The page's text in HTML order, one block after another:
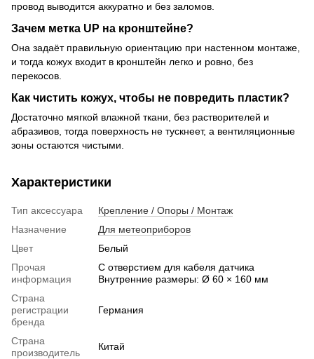
провод выводится аккуратно и без заломов.
Зачем метка UP на кронштейне?
Она задаёт правильную ориентацию при настенном монтаже,
и тогда кожух входит в кронштейн легко и ровно, без
перекосов.
Как чистить кожух, чтобы не повредить пластик?
Достаточно мягкой влажной ткани, без растворителей и
абразивов, тогда поверхность не тускнеет, а вентиляционные
зоны остаются чистыми.
Характеристики
Тип аксессуара
Крепление / Опоры / Монтаж
Назначение
Для метеоприборов
Цвет
Белый
Прочая
информация
С отверстием для кабеля датчика
Внутренние размеры: Ø 60 × 160 мм
Страна
регистрации
бренда
Германия
Страна
производитель
Китай